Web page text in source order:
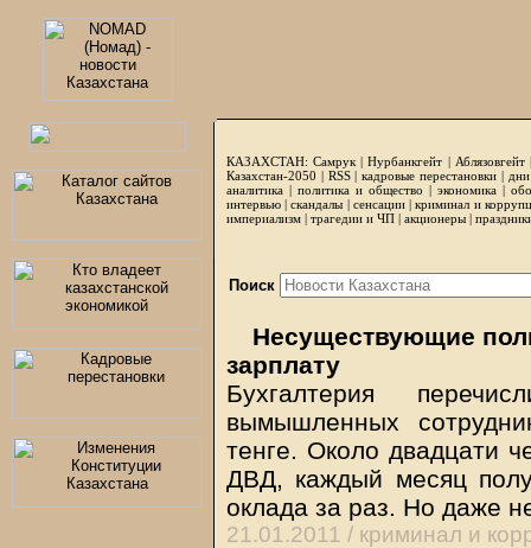
КАЗАХСТАН: Самрук |Нурбанкгейт | Аблязовгейт
Казахстан-2050 | RSS|кадровые перестановки|
аналитика | политика и общество | экономика |
интервью |скандалы | сенсации|криминал и
империализм | трагедии и ЧП | акционеры |
Поиск
Несуществующие
зарплату
Бухгалтерия
вымышленных
тенге. Около двадцати
ДВД, каждый месяц
оклада за раз. Но даже
21.01.2011 / криминал и